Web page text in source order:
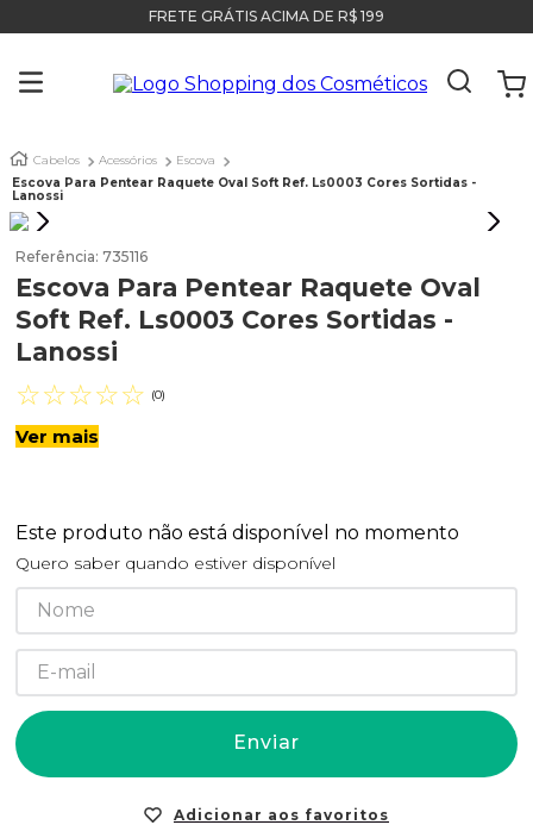
FRETE GRÁTIS ACIMA DE R$ 199
Cabelos Acessórios
Escova
Escova Para Pentear Raquete Oval Soft Ref. Ls0003 Cores Sortidas -
Lanossi
Referência: 735116
Escova Para Pentear Raquete Oval
Soft Ref. Ls0003 Cores Sortidas -
Lanossi
☆☆☆☆☆ (0)
Ver mais
Este produto não está disponível no momento
Quero saber quando estiver disponível
Enviar